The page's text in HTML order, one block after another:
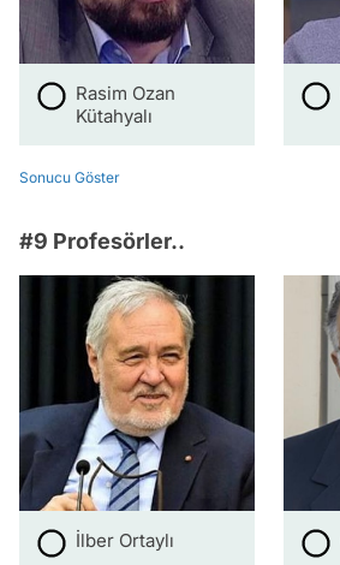
Rasim Ozan
Kütahyalı
Sonucu Göster
#9 Profesörler..
İlber Ortaylı